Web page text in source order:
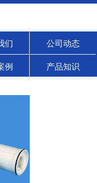
们 公司动态
例 产品知识